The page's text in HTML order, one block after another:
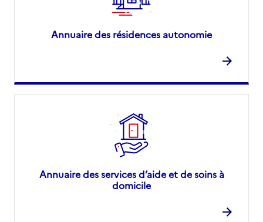
Annuaire des résidences autonomie
Annuaire des services d’aide et de soins à
domicile